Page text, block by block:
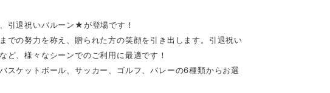
引退祝いバルーン★が登場です！
での努力を称え、贈られた方の笑顔を引き出します。引退祝い
ど、様々なシーンでのご利用に最適です！
スケットボール、サッカー、ゴルフ、バレーの6種類からお選